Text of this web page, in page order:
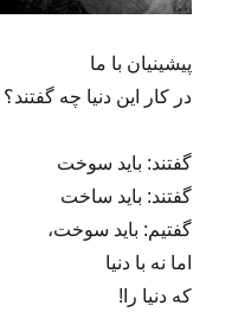
پیشینیان با ما
در کار این دنیا چه گفتند؟
گفتند: باید سوخت
گفتند: باید ساخت
گفتیم: باید سوخت،
اما نه با دنیا
که دنیا را!